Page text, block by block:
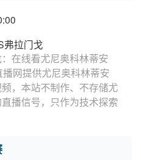
弗拉门戈
在线看尤尼奥科林蒂安
网提供尤尼奥科林蒂安
，本站不制作、不存储尤
播信号，只作为技术探索